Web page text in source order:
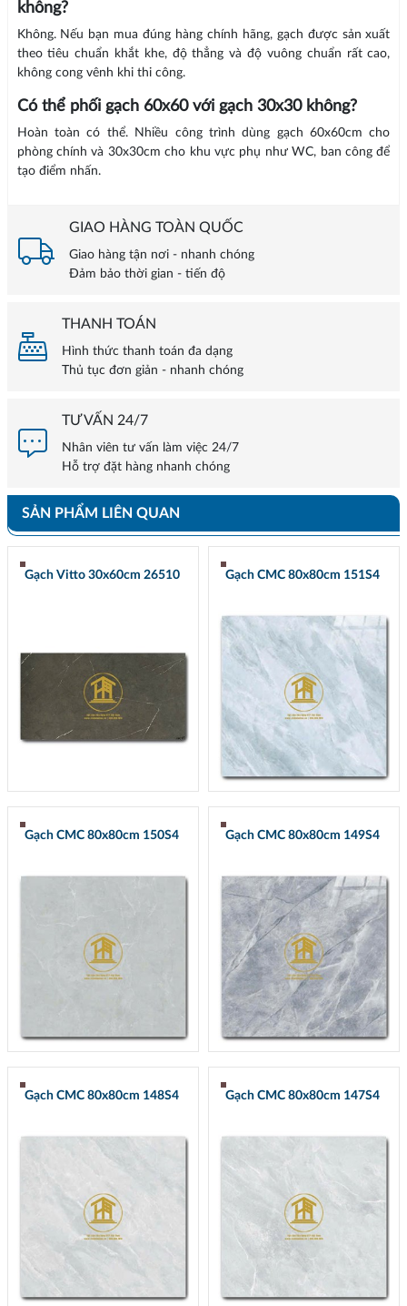
không?
Không. Nếu bạn mua đúng hàng chính hãng, gạch được sản xuất
theo tiêu chuẩn khắt khe, độ thẳng và độ vuông chuẩn rất cao,
không cong vênh khi thi công.
Có thể phối gạch 60x60 với gạch 30x30 không?
Hoàn toàn có thể. Nhiều công trình dùng gạch 60x60cm cho
phòng chính và 30x30cm cho khu vực phụ như WC, ban công để
tạo điểm nhấn.
GIAO HÀNG TOÀN QUỐC
Giao hàng tận nơi - nhanh chóng
Đảm bảo thời gian - tiến độ
THANH TOÁN
Hình thức thanh toán đa dạng
Thủ tục đơn giản - nhanh chóng
TƯ VẤN 24/7
Nhân viên tư vấn làm việc 24/7
Hỗ trợ đặt hàng nhanh chóng
SẢN PHẨM LIÊN QUAN
Gạch Vitto 30x60cm 26510 Gạch CMC 80x80cm 151S4
Gạch CMC 80x80cm 150S4 Gạch CMC 80x80cm 149S4
Gạch CMC 80x80cm 148S4 Gạch CMC 80x80cm 147S4